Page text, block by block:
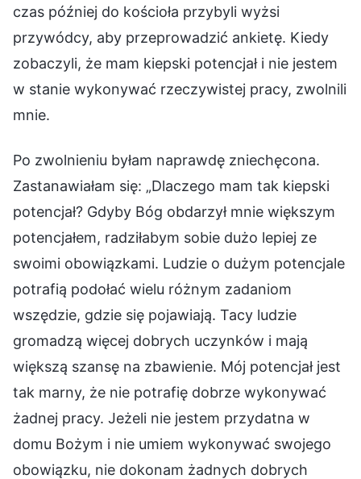
czas później do kościoła przybyli wyżsi
przywódcy, aby przeprowadzić ankietę. Kiedy
zobaczyli, że mam kiepski potencjał i nie jestem
w stanie wykonywać rzeczywistej pracy, zwolnili
mnie.
Po zwolnieniu byłam naprawdę zniechęcona.
Zastanawiałam się: „Dlaczego mam tak kiepski
potencjał? Gdyby Bóg obdarzył mnie większym
potencjałem, radziłabym sobie dużo lepiej ze
swoimi obowiązkami. Ludzie o dużym potencjale
potrafią podołać wielu różnym zadaniom
wszędzie, gdzie się pojawiają. Tacy ludzie
gromadzą więcej dobrych uczynków i mają
większą szansę na zbawienie. Mój potencjał jest
tak marny, że nie potrafię dobrze wykonywać
żadnej pracy. Jeżeli nie jestem przydatna w
domu Bożym i nie umiem wykonywać swojego
obowiązku, nie dokonam żadnych dobrych